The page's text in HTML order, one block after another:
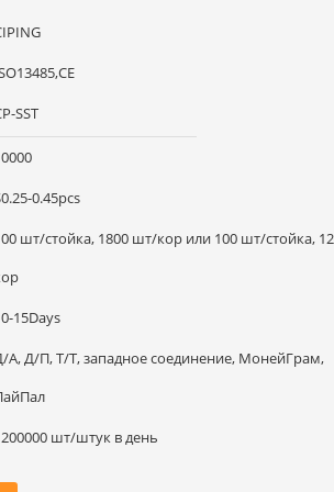
SST
0.45pcs
шт/стойка, 1800 шт/кор или 100 шт/стойка,
15Days
А, Д/П, Т/Т, западное соединение, МонейГрам,
шт/штук в день